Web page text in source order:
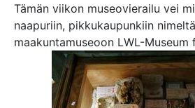
Tämän viikon museovierailu vei
naapuriin, pikkukaupunkiin
maakuntamuseoon LWL-Museum